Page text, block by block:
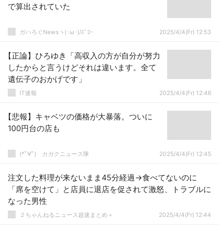
で算出されていた
ガハろぐNewsヽ(･ω･)/ｽﾞｺｰ 2025/4/4(Fr) 12:53
【正論】ひろゆき「高収入の方が自分が努力
したからと言うけどそれは違います。全て
遺伝子のおかげです」
IT速報 2025/4/4(Fr) 12:46
【悲報】キャベツの価格が大暴落。ついに
100円台の店も
(*ﾟ∀ﾟ)ゞカガクニュース隊 2025/4/4(Fr) 12:45
注文した料理が来ないまま45分経過→食べてないのに
「席を空けて」と店員に退店を促されて激怒、トラブルに
なった男性
２ちゃんねるニュース超速まとめ＋ 2025/4/4(Fr) 12:44